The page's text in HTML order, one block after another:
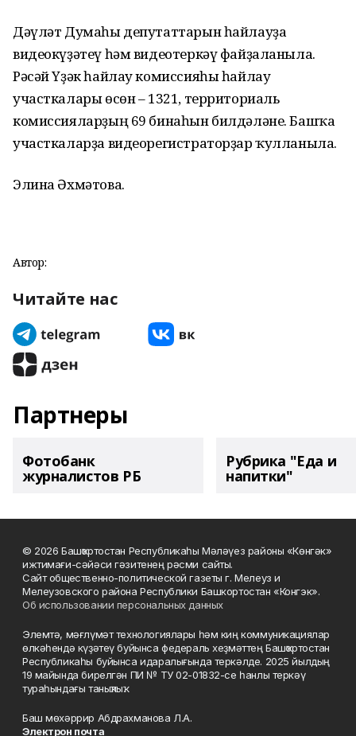
Дәүләт Думаһы депутаттарын һайлауҙа
видеокүҙәтеү һәм видеотеркәү файҙаланыла.
Рәсәй Үҙәк һайлау комиссияһы һайлау
участкалары өсөн – 1321, территориаль
комиссияларҙың 69 бинаһын билдәләне. Башҡа
участкаларҙа видеорегистраторҙар ҡулланыла.
Элина Әхмәтова.
Автор:
Читайте нас
Партнеры
Фотобанк
журналистов РБ
Рубрика "Еда и
напитки"
© 2026 Башҡортостан Республикаһы Мәләүез районы «Көнгәк»
ижтимағи-сәйәси гәзитенең рәсми сайты.
Сайт общественно-политической газеты г. Мелеуз и
Мелеузовского района Республики Башкортостан «Конгэк».
Об использовании персональных данных
Элемтә, мәғлүмәт технологиялары һәм киң коммуникациялар
өлкәһендә күҙәтеү буйынса федераль хеҙмәттең Башҡортостан
Республикаһы буйынса идаралығында теркәлде. 2025 йылдың
19 майында бирелгән ПИ № ТУ 02-01832-се һанлы теркәү
тураһындағы таныҡлыҡ.
Баш мөхәррир Абдрахманова Л.А.
Электрон почта